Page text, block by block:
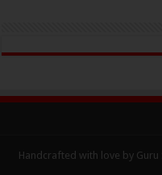
Handcrafted with love by Guru